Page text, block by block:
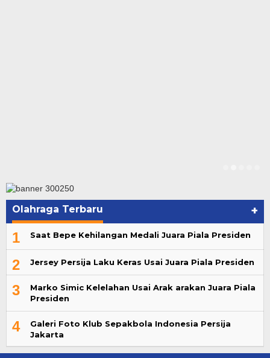
Olahraga Terbaru +
1 Saat Bepe Kehilangan Medali Juara Piala Presiden
2 Jersey Persija Laku Keras Usai Juara Piala Presiden
3
Marko Simic Kelelahan Usai Arak arakan Juara Piala
Presiden
4
Galeri Foto Klub Sepakbola Indonesia Persija
Jakarta